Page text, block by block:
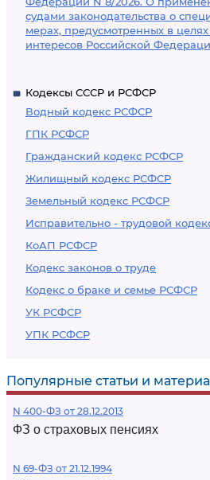
судами законодательства о
мерах, предусмотренных в
интересов Российской
Кодексы СССР и РСФСР
Водный кодекс РСФСР
ГПК РСФСР
Гражданский кодекс РСФСР
Жилищный кодекс РСФСР
Земельный кодекс РСФСР
Исправительно - трудовой
КоАП РСФСР
Кодекс законов о труде
Кодекс о браке и семье РСФСР
УК РСФСР
УПК РСФСР
Популярные статьи и
N 400-ФЗ от 28.12.2013
ФЗ о страховых пенсиях
N 69-ФЗ от 21.12.1994